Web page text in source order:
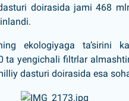
doirasida jami 468
ekologiyaga ta’sirini
yengichali filtrlar
dasturi doirasida esa